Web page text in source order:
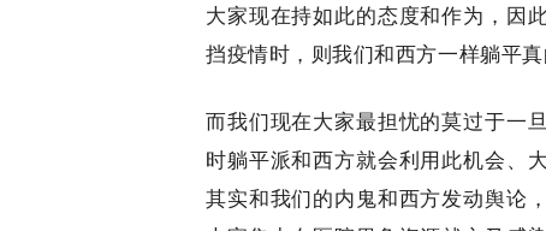
大家现在持如此的态度和作为，因
挡疫情时，则我们和西方一样躺平真
而我们现在大家最担忧的莫过于一
时躺平派和西方就会利用此机会、
其实和我们的内鬼和西方发动舆论